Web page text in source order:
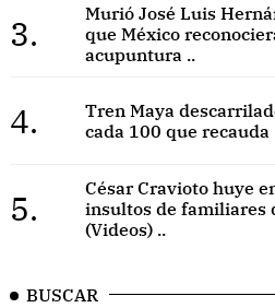
3.
Murió José Luis
que México
acupuntura ..
4.
Tren Maya
cada 100 que recauda
5.
César Cravioto huye
insultos de familiares
(Videos) ..
BUSCAR